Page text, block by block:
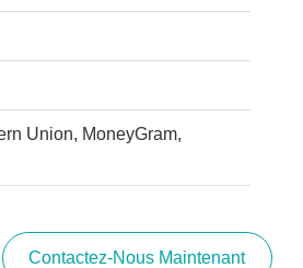
Union, MoneyGram,
Contactez-Nous Maintenant